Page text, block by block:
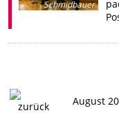
Schmidbauer
August